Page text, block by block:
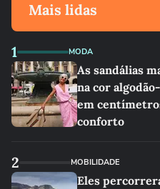
Mais lidas
1 MODA
As sandálias
na cor
em
conforto
2 MOBILIDADE
Eles